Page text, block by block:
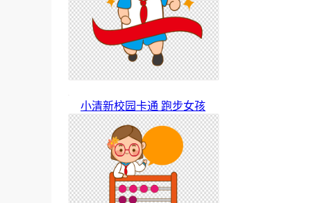
小清新校园卡通 跑步女孩